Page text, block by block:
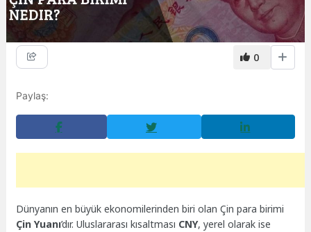
0
Paylaş:
Dünyanın en büyük ekonomilerinden biri olan Çin para birimi
Çin Yuanı’dır. Uluslararası kısaltması CNY, yerel olarak ise